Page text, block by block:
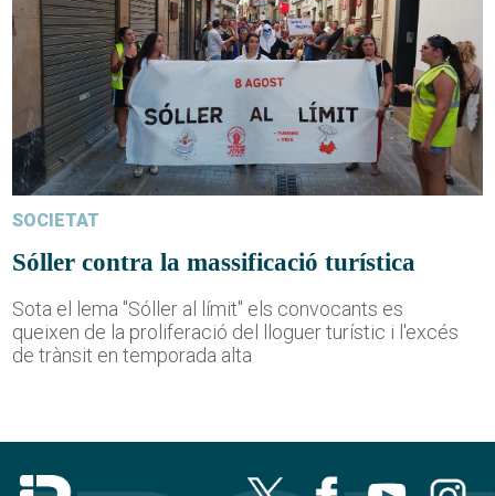
SOCIETAT
Sóller contra la massificació turística
Sota el lema "Sóller al límit" els convocants es
queixen de la proliferació del lloguer turístic i l'excés
de trànsit en temporada alta